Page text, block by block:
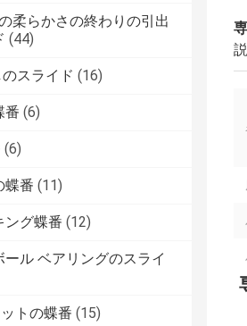
柔らかさの終わりの引出
(44)
のスライド (16)
番 (6)
(6)
蝶番 (11)
ング蝶番 (12)
ール ベアリングのスライ
トの蝶番 (15)